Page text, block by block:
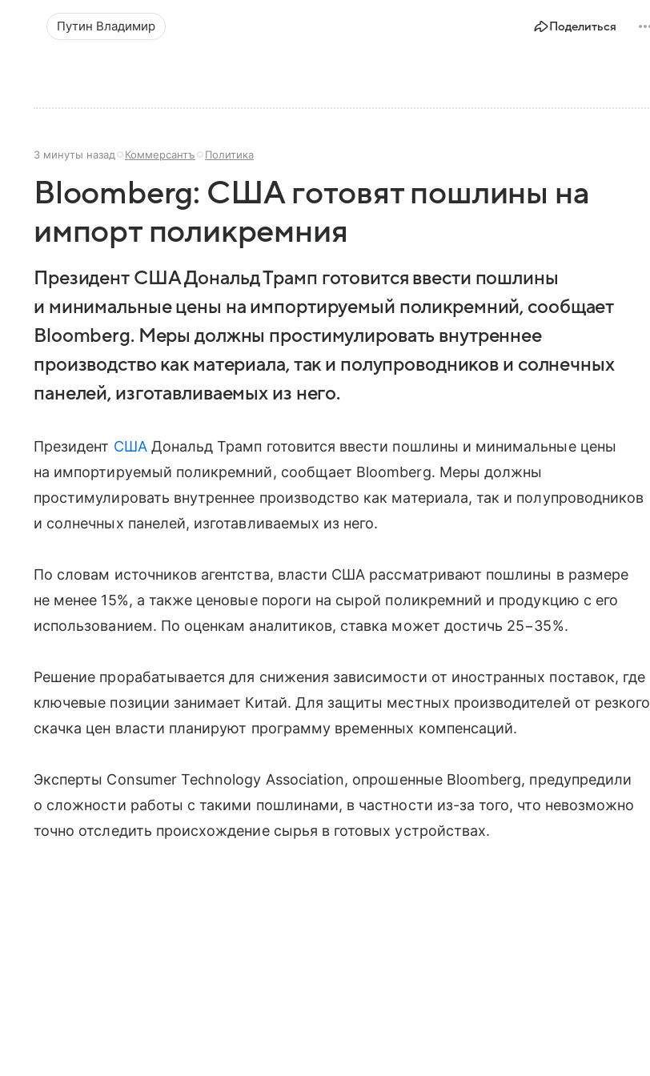
Путин Владимир Поделиться
3 минуты назад Коммерсантъ Политика
Bloomberg: США готовят пошлины на
импорт поликремния
Президент США Дональд Трамп готовится ввести пошлины
и минимальные цены на импортируемый поликремний, сообщает
Bloomberg. Меры должны простимулировать внутреннее
производство как материала, так и полупроводников и солнечных
панелей, изготавливаемых из него.
Президент СШАДональд Трамп готовится ввести пошлины и минимальные цены
на импортируемый поликремний, сообщает Bloomberg. Меры должны
простимулировать внутреннее производство как материала, так и полупроводников
и солнечных панелей, изготавливаемых из него.
По словам источников агентства, власти США рассматривают пошлины в размере
не менее 15%, а также ценовые пороги на сырой поликремний и продукцию с его
использованием. По оценкам аналитиков, ставка может достичь 25−35%.
Решение прорабатывается для снижения зависимости от иностранных поставок, где
ключевые позиции занимает Китай. Для защиты местных производителей от резкого
скачка цен власти планируют программу временных компенсаций.
Эксперты Consumer Technology Association, опрошенные Bloomberg, предупредили
о сложности работы с такими пошлинами, в частности из-за того, что невозможно
точно отследить происхождение сырья в готовых устройствах.